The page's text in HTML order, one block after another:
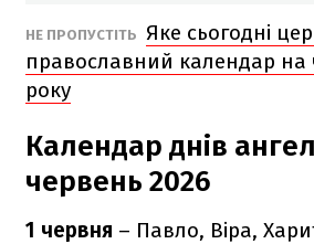
НЕ ПРОПУСТІТЬ
Яке сьогодні
православний календар на
року
Календар днів
червень 2026
1 червня – Павло, Віра,